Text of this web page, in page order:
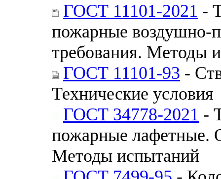
ГОСТ 11101-2021 -
пожарные воздушно-
требования. Методы
ГОСТ 11101-93 -
Технические условия
ГОСТ 34778-2021 -
пожарные лафетные.
Методы испытаний